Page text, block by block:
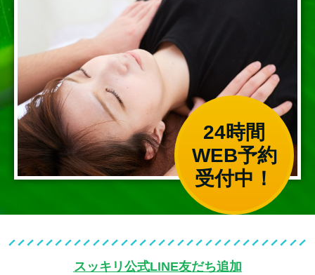
24時間
WEB予約
受付中！
スッキリ公式LINE友だち追加